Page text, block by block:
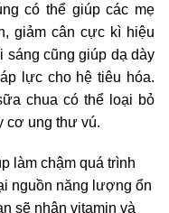
có thể giúp các mẹ
giảm cân cực kì hiệu
sáng cũng giúp dạ dày
lực cho hệ tiêu hóa.
chua có thể loại bỏ
cơ ung thư vú.
làm chậm quá trình
nguồn năng lượng ổn
sẽ nhận vitamin và